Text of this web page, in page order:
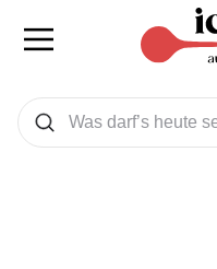
Was wollen Sie suchen
Suchen